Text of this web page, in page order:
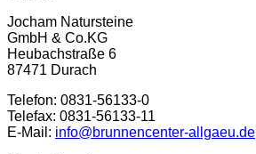
Jocham Natursteine
GmbH & Co.KG
Heubachstraße 6
87471 Durach
Telefon: 0831-56133-0
Telefax: 0831-56133-11
E-Mail: info@brunnencenter-allgaeu.de